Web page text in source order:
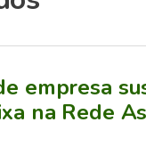
empresa
na Rede